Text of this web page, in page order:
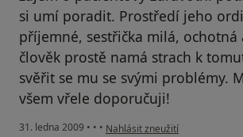
si umí poradit. Prostředí jeho
příjemné, sestřička milá, ochotná
člověk prostě namá strach k
svěřit se mu se svými problémy.
všem vřele doporučuji!
31. ledna 2009 • • • podle názoru uživatele Hana
Nahlásit zneužití